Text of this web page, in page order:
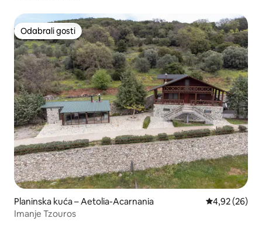
Odabrali gosti
Odabrali gosti
Planinska kuća – Aetolia-Acarnania Prosječna
4,92 (26)
Imanje Tzouros